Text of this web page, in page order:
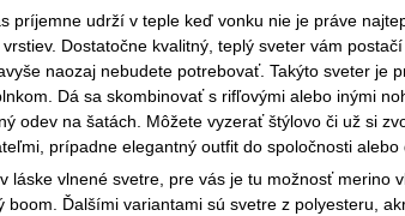
príjemne udrží v teple keď vonku nie je práve
Dostatočne kvalitný, teplý sveter vám
naozaj nebudete potrebovať. Takýto sveter je
Dá sa skombinovať s rifľovými alebo inými
odev na šatách. Môžete vyzerať štýlovo či už si
prípadne elegantný outfit do spoločnosti alebo
láske vlnené svetre, pre vás je tu možnosť merino
boom. Ďalšími variantami sú svetre z polyesteru,